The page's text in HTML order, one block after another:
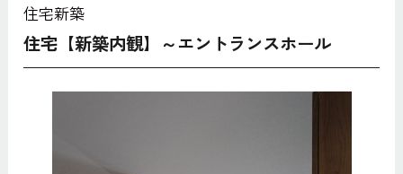
住宅新築
住宅【新築内観】～エントランスホール